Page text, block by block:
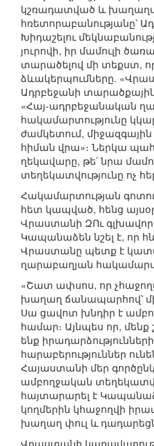
կշռադատված և
հռետորաբանությանը՝
Խիդաշելու
յուրովի, իր մամուլի
տարածելով մի տեքստ,
ձևակերպումները.
Ադրբեջանի
«Հայ-ադրբեջանական
հակամարտությունը
ժամկետում, միջազգային
հիման վրա»։ Ներկա
ղեկավարը, թե՛ նրա
տեղեկատվությունը ոչ
Հակամարտության
հետ կապված, հենց
Վրաստանի ԶՈւ
Կապանաձեն նշել է, որ
Վրաստանը պետք է
ղարաբաղյան
«Շատ ափսոս, որ
խաղաղ ճանապարհով՝
Սա ցավոտ խնդիր է
համար։ Այնպես որ,
ենք
հարաբերություններ
Հայաստանի մեր
ամբողջական
հայտարարել է
կողմերին կհաջողվի
խաղաղ փուլ և